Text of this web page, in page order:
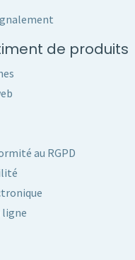
de produits
au RGPD
ligne